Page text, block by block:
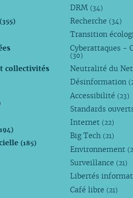
mars
janvier
février
février
janvier
(355)
collectivités
(185)
DRM (34)
Recherche (34)
Transition
Cyberattaques -
(30)
Neutralité du Net
Désinformation
Accessibilité (23)
Standards
Internet (22)
Big Tech (21)
Environnement
Surveillance (21)
Libertés
Café libre (21)